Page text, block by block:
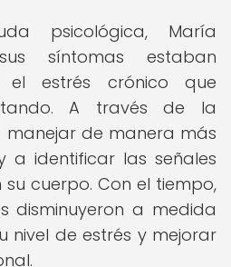
psicológica, María
síntomas estaban
el estrés crónico que
A través de la
de manera más
a identificar las señales
cuerpo. Con el tiempo,
disminuyeron a medida
nivel de estrés y mejorar